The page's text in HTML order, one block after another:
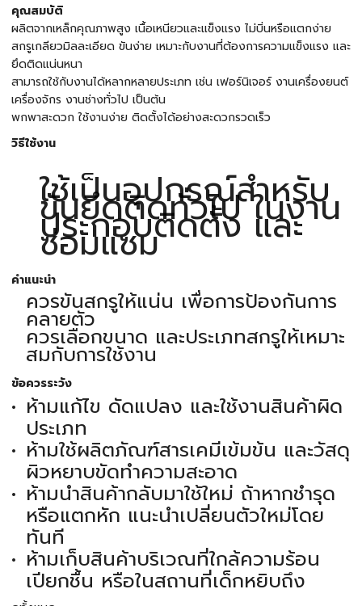
คุณสมบัติ
ผลิตจากเหล็กคุณภาพสูง เนื้อเหนียวและแข็งแรง ไม่บิ่นหรือแตกง่าย
สกรูเกลียวมิลละเอียด ขันง่าย เหมาะกับงานที่ต้องการความแข็งแรง และ
ยึดติดแน่นหนา
สามารถใช้กับงานได้หลากหลายประเภท เช่น เฟอร์นิเจอร์ งานเครื่องยนต์
เครื่องจักร งานช่างทั่วไป เป็นต้น
พกพาสะดวก ใช้งานง่าย ติดตั้งได้อย่างสะดวกรวดเร็ว
วิธีใช้งาน
ใช้เป็นอุปกรณ์สำหรับ
ขันยึดติดทั่วไป ในงาน
ประกอบติดตั้ง และ
ซ่อมแซม
คำแนะนำ
ควรขันสกรูให้แน่น เพื่อการป้องกันการ
คลายตัว
ควรเลือกขนาด และประเภทสกรูให้เหมาะ
สมกับการใช้งาน
ข้อควรระวัง
ห้ามแก้ไข ดัดแปลง และใช้งานสินค้าผิด
ประเภท
ห้ามใช้ผลิตภัณฑ์สารเคมีเข้มข้น และวัสดุ
ผิวหยาบขัดทำความสะอาด
ห้ามนำสินค้ากลับมาใช้ใหม่ ถ้าหากชำรุด
หรือแตกหัก แนะนำเปลี่ยนตัวใหม่โดย
ทันที
ห้ามเก็บสินค้าบริเวณที่ใกล้ความร้อน
เปียกชื้น หรือในสถานที่เด็กหยิบถึง